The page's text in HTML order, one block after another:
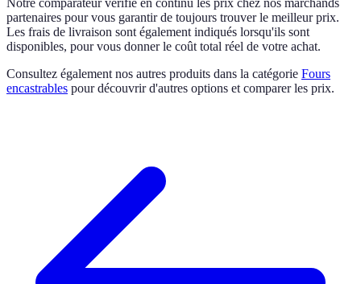
partenaires pour vous garantir de toujours trouver le meilleur prix.
Les frais de livraison sont également indiqués lorsqu'ils sont
disponibles, pour vous donner le coût total réel de votre achat.
Consultez également nos autres produits dans la catégorie Fours
encastrables pour découvrir d'autres options et comparer les prix.